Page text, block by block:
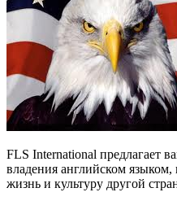
FLS International предлагает
владения английском
жизнь и культуру другой